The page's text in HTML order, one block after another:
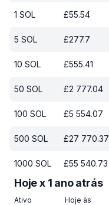
1 SOL £55.54
5 SOL £277.7
10 SOL £555.41
50 SOL £2 777.04
100 SOL £5 554.07
500 SOL £27 770.37
1000 SOL £55 540.73
Hoje x 1 ano atrás
Ativo Hoje às